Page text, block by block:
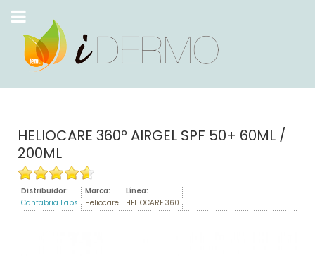
HELIOCARE 360º AIRGEL SPF 50+ 60ML /
200ML
Distribuidor:
Cantabria Labs
Marca:
Heliocare
Línea:
HELIOCARE 360